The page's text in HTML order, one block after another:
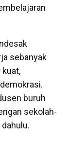
sebanyak
kuat,
buruh
sekolah-